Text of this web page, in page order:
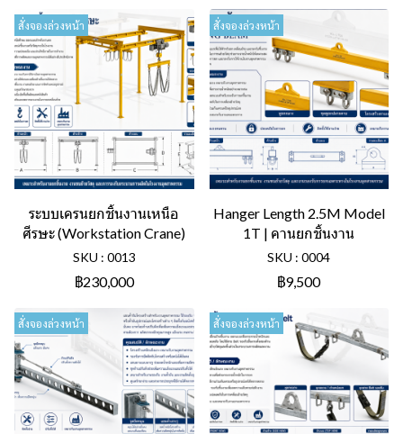
สั่งจองล่วงหน้า
ระบบเครนยกชิ้นงานเหนือ
ศีรษะ (Workstation Crane)
SKU : 0013
฿230,000
สั่งจองล่วงหน้า
Hanger Length 2.5M Model
1T | คานยกชิ้นงาน
SKU : 0004
฿9,500
สั่งจองล่วงหน้า สั่งจองล่วงหน้า